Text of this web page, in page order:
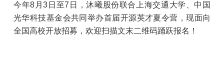
今年8月3日至7日，沐曦股份联合上海交通大学、中国
光华科技基金会共同举办首届开源英才夏令营，现面向
全国高校开放招募，欢迎扫描文末二维码踊跃报名！